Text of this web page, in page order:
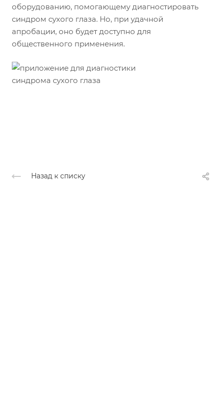
оборудованию, помогающему диагностировать
синдром сухого глаза. Но, при удачной
апробации, оно будет доступно для
общественного применения.
Назад к списку